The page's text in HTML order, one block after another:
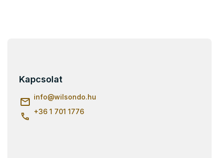
Kapcsolat
info@wilsondo.hu
+36 1 701 1776